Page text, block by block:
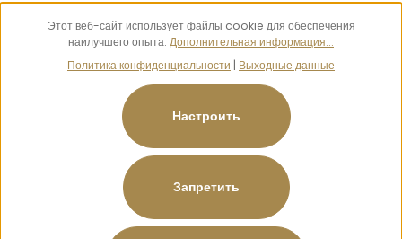
Этот веб-сайт использует файлы cookie для обеспечения
наилучшего опыта. Дополнительная информация...
Политика конфиденциальности | Выходные данные
Запретить
Настроить